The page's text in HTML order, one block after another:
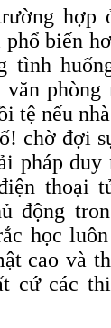
hợp
biến
tình
phòng
tệ nếu
chờ đợi
pháp duy
thoại
động
học luôn
cao và
cứ các